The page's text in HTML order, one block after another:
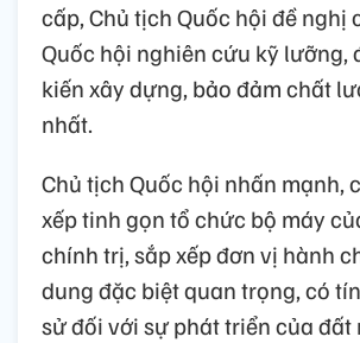
cấp, Chủ tịch Quốc hội đề nghị
Quốc hội nghiên cứu kỹ lưỡng,
kiến xây dựng, bảo đảm chất
nhất.
Chủ tịch Quốc hội nhấn mạnh,
xếp tinh gọn tổ chức bộ máy
chính trị, sắp xếp đơn vị hành
dung đặc biệt quan trọng, có
sử đối với sự phát triển của đất